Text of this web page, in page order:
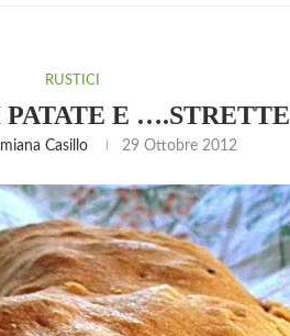
RUSTICI
E
Casillo 29 Ottobre 2012